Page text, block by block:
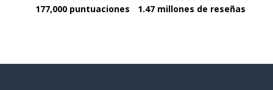
177,000 puntuaciones 1.47 millones de reseñas